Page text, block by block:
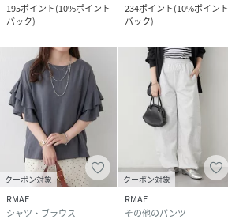
195ポイント(10%ポイント
バック)
234ポイント(10%ポイント
バック)
クーポン対象
RMAF
シャツ・ブラウス
クーポン対象
RMAF
その他のパンツ